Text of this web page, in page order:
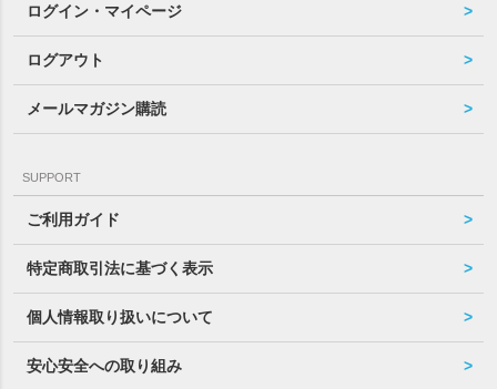
ログイン・マイページ
ログアウト
メールマガジン購読
SUPPORT
ご利用ガイド
特定商取引法に基づく表示
個人情報取り扱いについて
安心安全への取り組み